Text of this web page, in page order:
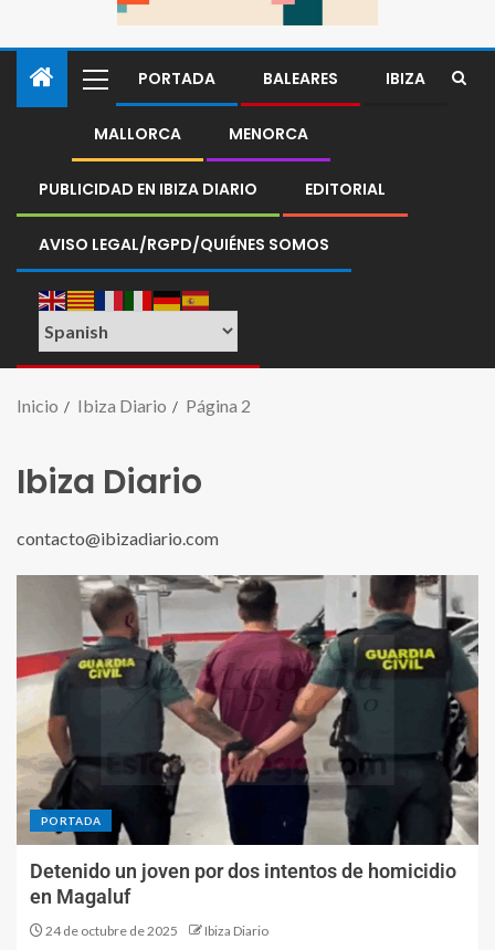
PORTADA BALEARES IBIZA
MALLORCA MENORCA
PUBLICIDAD EN IBIZA DIARIO EDITORIAL
AVISO LEGAL/RGPD/QUIÉNES SOMOS
Inicio Ibiza Diario Página 2
Ibiza Diario
contacto@ibizadiario.com
PORTADA
Detenido un joven por dos intentos de homicidio
en Magaluf
24 de octubre de 2025 Ibiza Diario